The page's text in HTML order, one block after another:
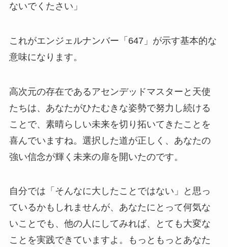
ないでくたさい」
これがエンジェルナンバー「647」が示す基本的な
意味になります。
高次元の存在であるアセンデッドマスターと天使
たちは、あなたがひたむきな姿勢で努力し続ける
ことで、素晴らしい未来を切り拓いてきたことを
喜んでいますね。選択した道が正しく、あなたの
強い信念が輝く未来の扉を開いたのです。
自分では「そんなに大したことではない」と思っ
ているかもしれませんが、あなたにとって何気な
いことでも、他の人にしてみれば、とても大変な
ことを実践できていますよ。もっともっとあなた